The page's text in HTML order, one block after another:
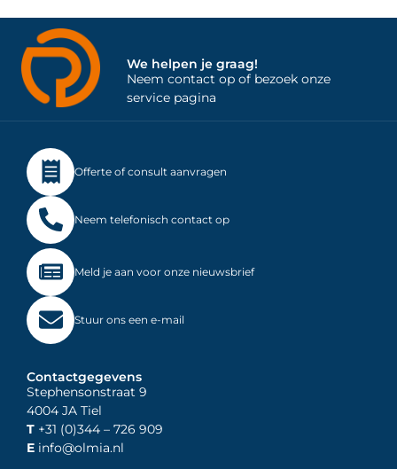
We helpen je graag!
Neem contact op of bezoek onze
service pagina
Offerte of consult aanvragen
Neem telefonisch contact op
Meld je aan voor onze nieuwsbrief
Stuur ons een e-mail
Contactgegevens
Stephensonstraat 9
4004 JA Tiel
T +31 (0)344 – 726 909
E info@olmia.nl